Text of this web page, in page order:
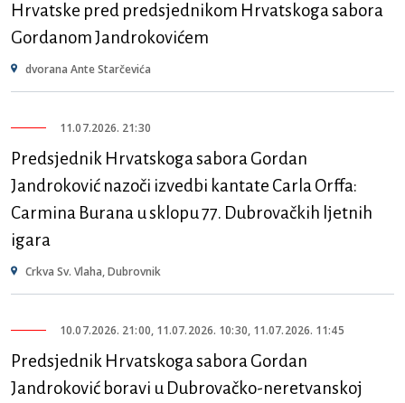
Hrvatske pred predsjednikom Hrvatskoga sabora
Gordanom Jandrokovićem
dvorana Ante Starčevića
11.07.2026. 21:30
Predsjednik Hrvatskoga sabora Gordan
Jandroković nazoči izvedbi kantate Carla Orffa:
Carmina Burana u sklopu 77. Dubrovačkih ljetnih
igara
Crkva Sv. Vlaha, Dubrovnik
10.07.2026. 21:00, 11.07.2026. 10:30, 11.07.2026. 11:45
Predsjednik Hrvatskoga sabora Gordan
Jandroković boravi u Dubrovačko-neretvanskoj